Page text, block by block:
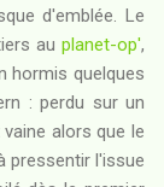
d'emblée. Le
au planet-op',
hormis quelques
: perdu sur un
alors que le
pressentir l'issue